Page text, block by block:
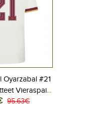
Oyarzabal #21
Vieraspaita
Lyhythihainen
95.63€